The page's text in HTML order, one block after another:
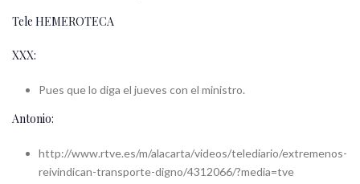
Tele HEMEROTECA
XXX:
Pues que lo diga el jueves con el ministro.
Antonio:
http://www.rtve.es/m/alacarta/videos/telediario/extremenos-
reivindican-transporte-digno/4312066/?media=tve